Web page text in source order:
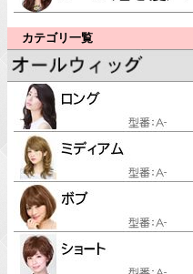
カテゴリ一覧